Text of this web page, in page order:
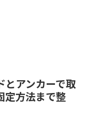
とアンカーで取
定方法まで整